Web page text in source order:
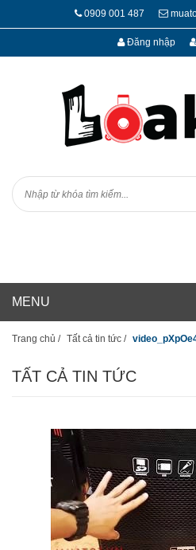
0909 001 487
Đăng nhập
Trang chủ / Tất cả tin tức /
TẤT CẢ TIN TỨC